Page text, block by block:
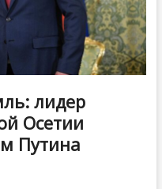
лидер
Осетии
Путина